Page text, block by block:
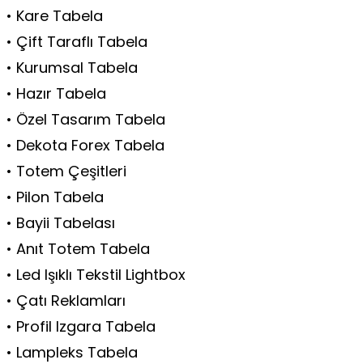
• Kare Tabela
• Çift Taraflı Tabela
• Kurumsal Tabela
• Hazır Tabela
• Özel Tasarım Tabela
• Dekota Forex Tabela
• Totem Çeşitleri
• Pilon Tabela
• Bayii Tabelası
• Anıt Totem Tabela
• Led Işıklı Tekstil Lightbox
• Çatı Reklamları
• Profil Izgara Tabela
• Lampleks Tabela